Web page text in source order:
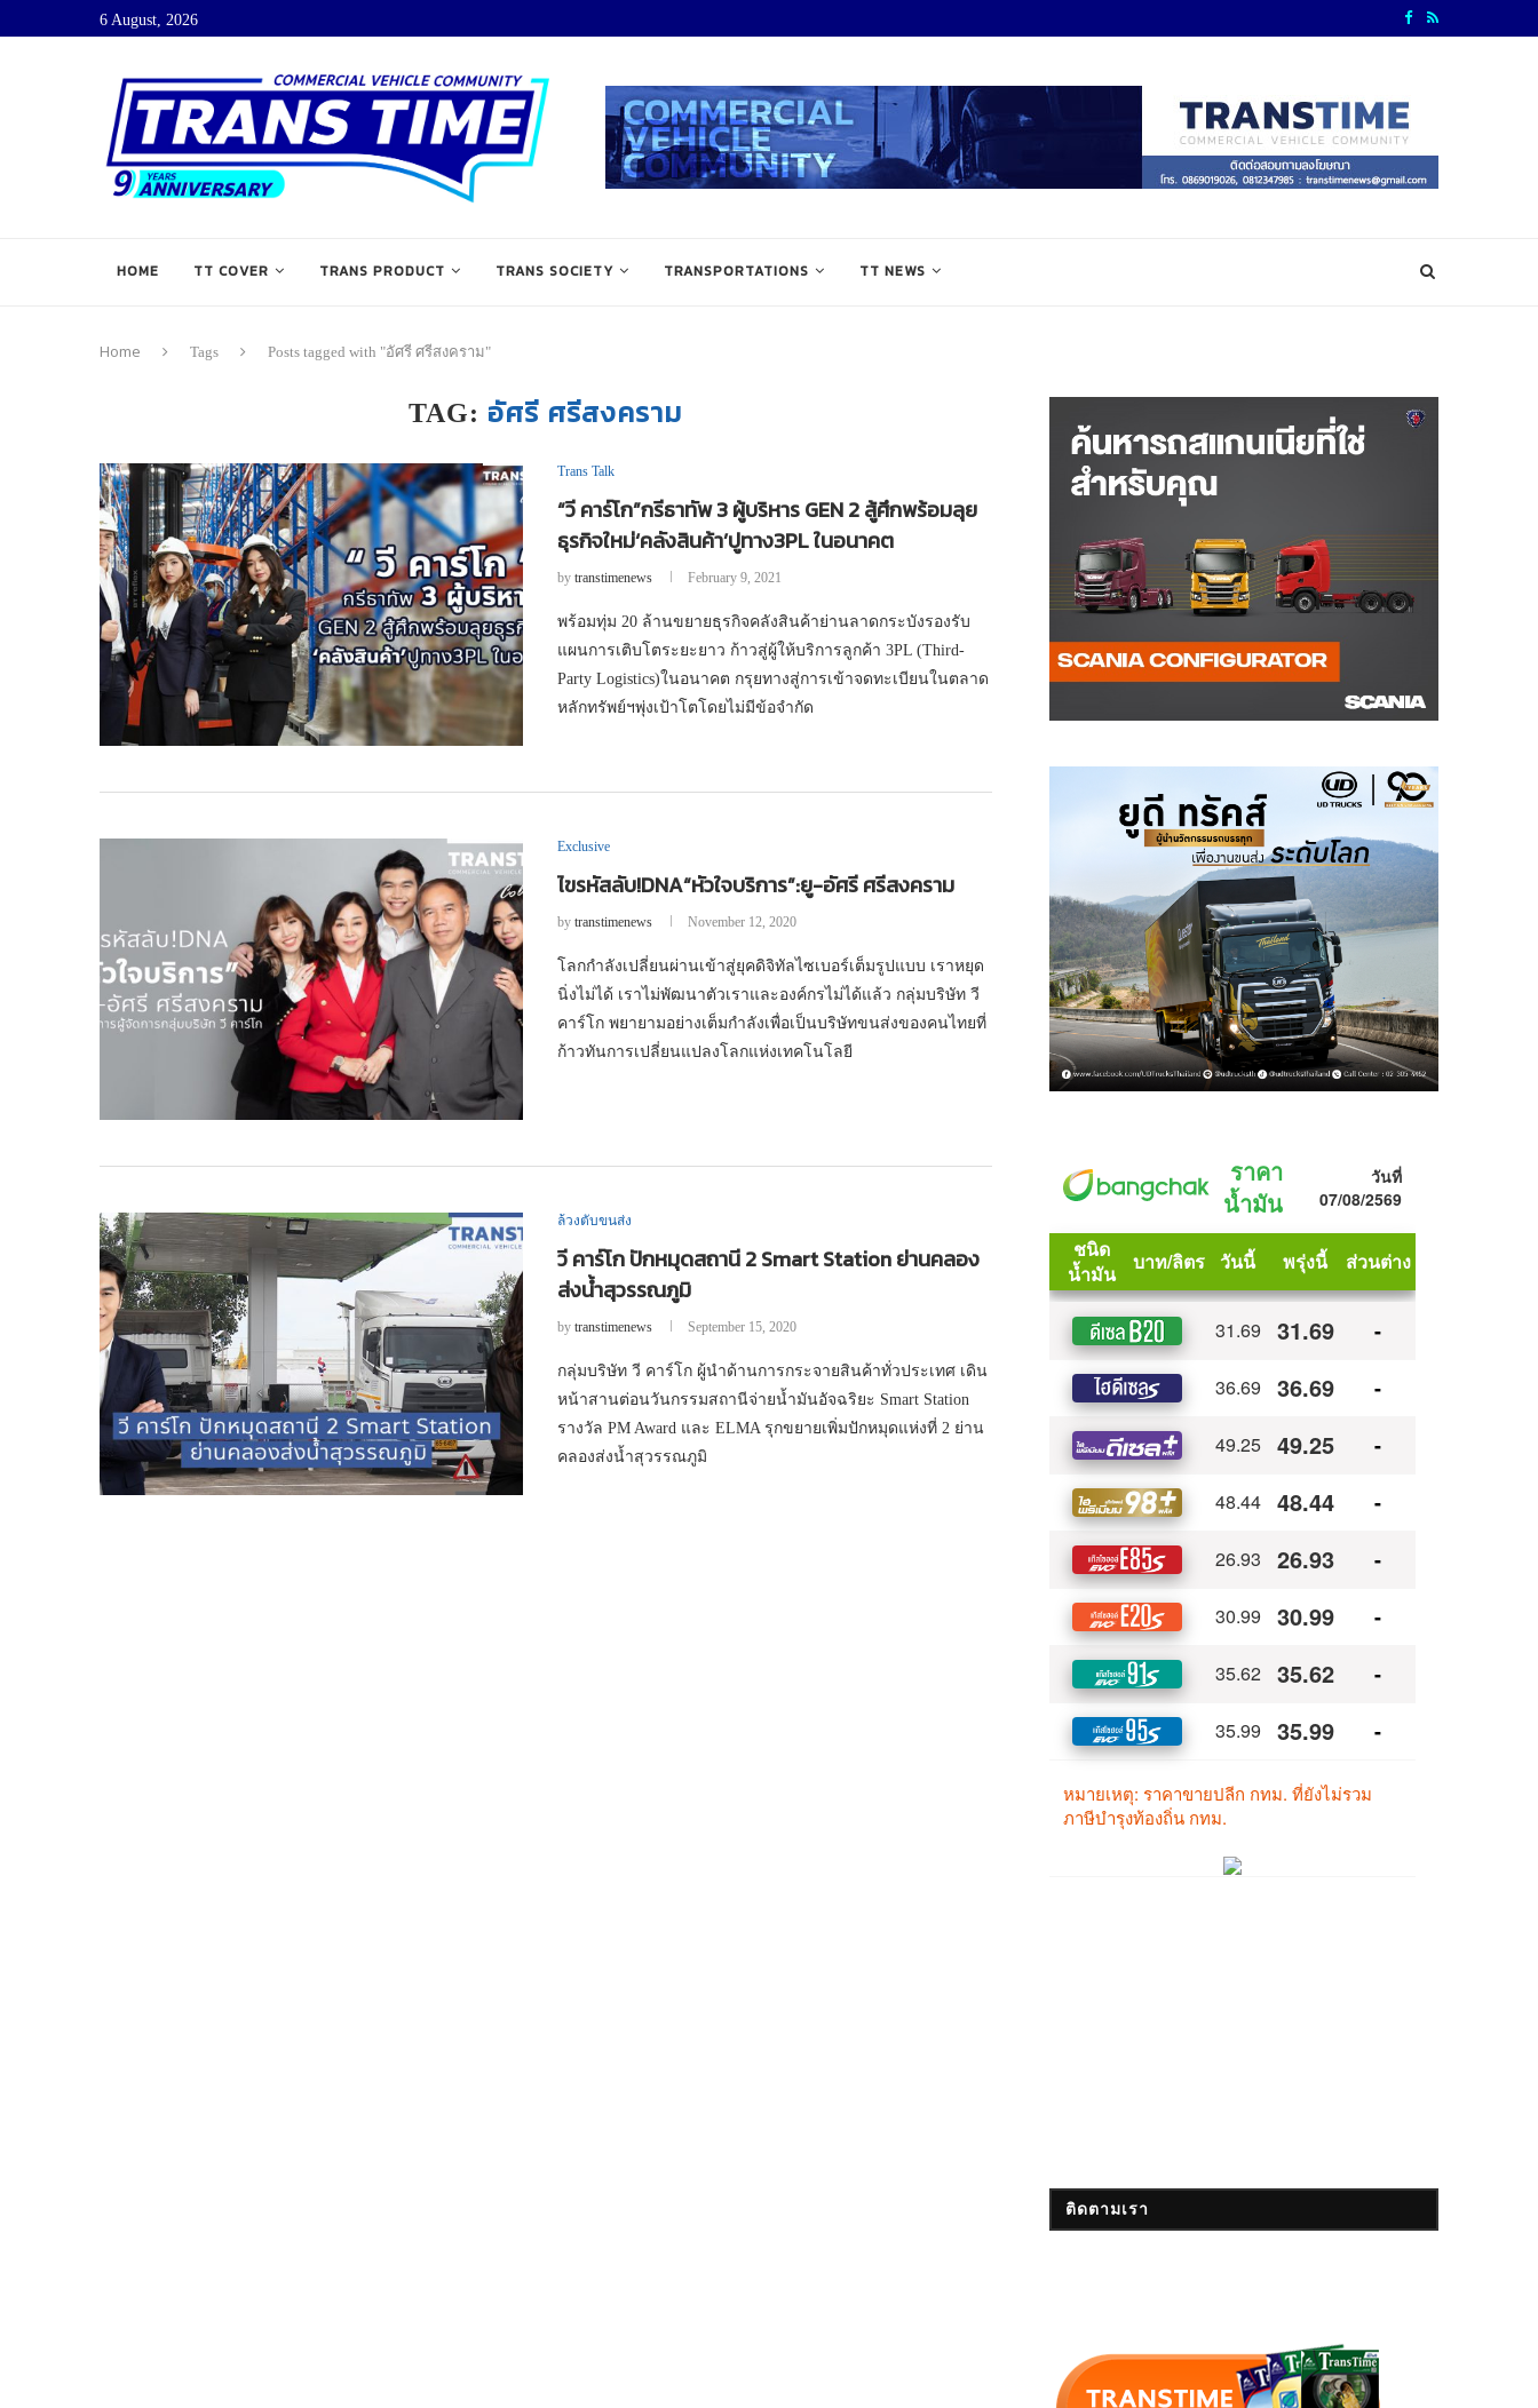
6 August, 2026
HOME TT COVER TRANS PRODUCT TRANS SOCIETY TRANSPORTATIONS TT NEWS
Home Tags Posts tagged with "อัศรี ศรีสงคราม"
TAG: อัศรี ศรีสงคราม
Trans Talk
“วี คาร์โก”กรีธาทัพ 3 ผู้บริหาร GEN 2 สู้ศึกพร้อมลุย
ธุรกิจใหม่‘คลังสินค้า’ปูทาง3PL ในอนาคต
by transtimenews February 9, 2021
พร้อมทุ่ม 20 ล้านขยายธุรกิจคลังสินค้าย่านลาดกระบังรองรับ
แผนการเติบโตระยะยาว ก้าวสู่ผู้ให้บริการลูกค้า 3PL (Third-
Party Logistics)ในอนาคต กรุยทางสู่การเข้าจดทะเบียนในตลาด
หลักทรัพย์ฯพุ่งเป้าโตโดยไม่มีข้อจำกัด
Exclusive
ไขรหัสลับ!DNA“หัวใจบริการ”:ยู-อัศรี ศรีสงคราม
by transtimenews November 12, 2020
โลกกำลังเปลี่ยนผ่านเข้าสู่ยุคดิจิทัลไซเบอร์เต็มรูปแบบ เราหยุด
นิ่งไม่ได้ เราไม่พัฒนาตัวเราและองค์กรไม่ได้แล้ว กลุ่มบริษัท วี
คาร์โก พยายามอย่างเต็มกำลังเพื่อเป็นบริษัทขนส่งของคนไทยที่
ก้าวทันการเปลี่ยนแปลงโลกแห่งเทคโนโลยี
ล้วงตับขนส่ง
วี คาร์โก ปักหมุดสถานี 2 Smart Station ย่านคลอง
ส่งน้ำสุวรรณภูมิ
by transtimenews September 15, 2020
กลุ่มบริษัท วี คาร์โก ผู้นำด้านการกระจายสินค้าทั่วประเทศ เดิน
หน้าสานต่อนวันกรรมสถานีจ่ายน้ำมันอัจฉริยะ Smart Station
รางวัล PM Award และ ELMA รุกขยายเพิ่มปักหมุดแห่งที่ 2 ย่าน
คลองส่งน้ำสุวรรณภูมิ
ติดตามเรา